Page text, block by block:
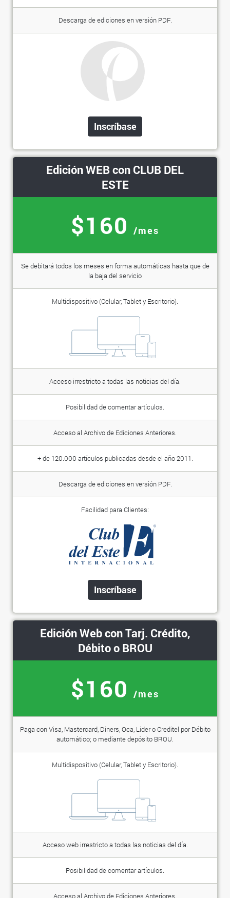
Descarga de ediciones en versión PDF.
Inscríbase
Edición WEB con CLUB DEL
ESTE
$160 /mes
Se debitará todos los meses en forma automáticas hasta que de
la baja del servicio
Multidispositivo (Celular, Tablet y Escritorio).
Acceso irrestricto a todas las noticias del día.
Posibilidad de comentar artículos.
Acceso al Archivo de Ediciones Anteriores.
+ de 120.000 artículos publicadas desde el año 2011.
Descarga de ediciones en versión PDF.
Facilidad para Clientes:
Inscríbase
Edición Web con Tarj. Crédito,
Débito o BROU
$160 /mes
Paga con Visa, Mastercard, Diners, Oca, Lider o Creditel por Débito
automático; o mediante depósito BROU.
Multidispositivo (Celular, Tablet y Escritorio).
Acceso web irrestricto a todas las noticias del día.
Posibilidad de comentar artículos.
Acceso al Archivo de Ediciones Anteriores.